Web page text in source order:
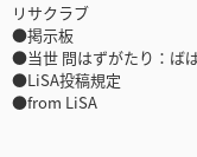
リサクラブ
●掲示板
●当世 問はずがたり：ば
●LiSA投稿規定
●from LiSA